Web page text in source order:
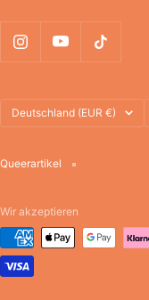
Land/Region
Deutschland (EUR €)
Queerartikel
Wir akzeptieren